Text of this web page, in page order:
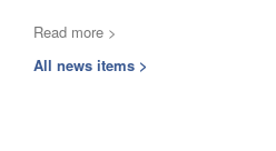
Read more >
All news items >